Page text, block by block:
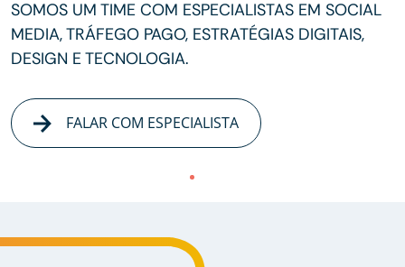
SOMOS UM TIME COM ESPECIALISTAS EM SOCIAL
MEDIA, TRÁFEGO PAGO, ESTRATÉGIAS DIGITAIS,
DESIGN E TECNOLOGIA.
FALAR COM ESPECIALISTA